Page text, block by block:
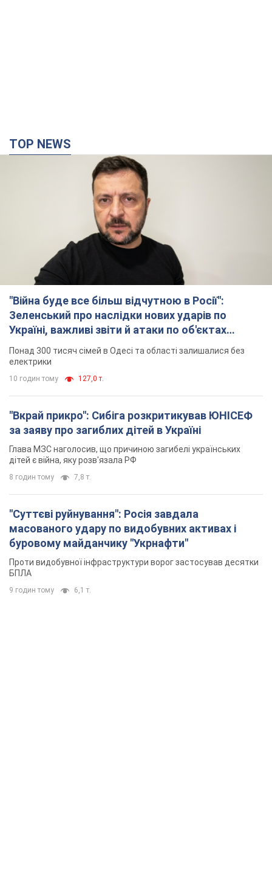
TOP NEWS
"Війна буде все більш відчутною в Росії":
Зеленський про наслідки нових ударів по
Україні, важливі звіти й атаки по об'єктах
ворога. Відео
Понад 300 тисяч сімей в Одесі та області залишалися без
електрики
10 годин тому 127,0 т.
"Вкрай прикро": Сибіга розкритикував ЮНІСЕФ
за заяву про загиблих дітей в Україні
Глава МЗС наголосив, що причиною загибелі українських
дітей є війна, яку розв'язала РФ
8 годин тому 7,8 т.
"Суттєві руйнування": Росія завдала
масованого удару по видобувних активах і
буровому майданчику "Укрнафти"
Проти видобувної інфраструктури ворог застосував десятки
БПЛА
9 годин тому 6,1 т.